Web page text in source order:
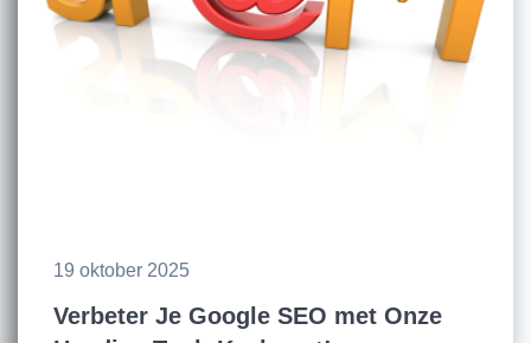
19 oktober 2025
Verbeter Je Google SEO met Onze